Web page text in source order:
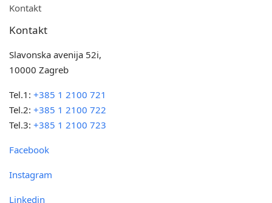
Kontakt
Kontakt
Slavonska avenija 52i,
10000 Zagreb
Tel.1:+385 1 2100 721
Tel.2:+385 1 2100 722
Tel.3:+385 1 2100 723
Facebook
Instagram
Linkedin